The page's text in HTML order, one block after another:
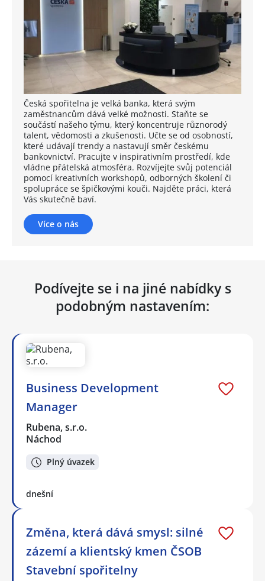
Česká spořitelna je velká banka, která svým
zaměstnancům dává velké možnosti. Staňte se
součástí našeho týmu, který koncentruje různorodý
talent, vědomosti a zkušenosti. Učte se od osobností,
které udávají trendy a nastavují směr českému
bankovnictví. Pracujte v inspirativním prostředí, kde
vládne přátelská atmosféra. Rozvíjejte svůj potenciál
pomocí kreativních workshopů, odborných školení či
spolupráce se špičkovými kouči. Najděte práci, která
Vás skutečně baví.
Více o nás
Podívejte se i na jiné nabídky s
podobným nastavením:
Business Development
Manager
Rubena, s.r.o.
Náchod
Plný úvazek
dnešní
Změna, která dává smysl: silné
zázemí a klientský kmen ČSOB
Stavební spořitelny